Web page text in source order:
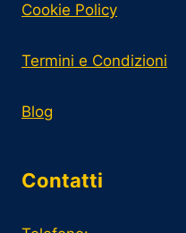
Cookie Policy
Termini e Condizioni
Blog
Contatti